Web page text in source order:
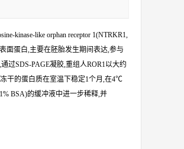
kinase-like orphan receptor 1(NTRKR1,
面蛋白,主要在胚胎发生期间表达,参与
过SDS-PAGE凝胶,重组人ROR1以大约
冻干的蛋白质在室温下稳定1个月,在4℃
BSA)的缓冲液中进一步稀释,并